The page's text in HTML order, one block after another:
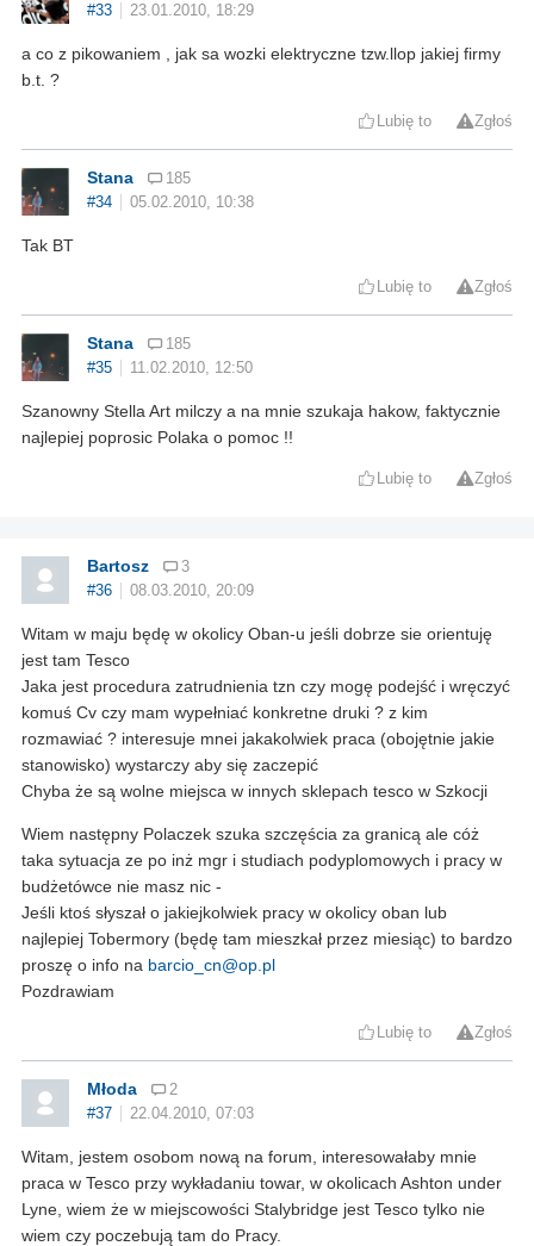
#33
23.01.2010, 18:29
a co z pikowaniem , jak sa wozki elektryczne tzw.llop jakiej firmy
b.t. ?
Lubię to Zgłoś
Stana
185
#34
05.02.2010, 10:38
Tak BT
Lubię to Zgłoś
Stana
185
#35
11.02.2010, 12:50
Szanowny Stella Art milczy a na mnie szukaja hakow, faktycznie
najlepiej poprosic Polaka o pomoc !!
Lubię to Zgłoś
Bartosz
3
#36
08.03.2010, 20:09
Witam w maju będę w okolicy Oban-u jeśli dobrze sie orientuję
jest tam Tesco
Jaka jest procedura zatrudnienia tzn czy mogę podejść i wręczyć
komuś Cv czy mam wypełniać konkretne druki ? z kim
rozmawiać ? interesuje mnei jakakolwiek praca (obojętnie jakie
stanowisko) wystarczy aby się zaczepić
Chyba że są wolne miejsca w innych sklepach tesco w Szkocji
Wiem następny Polaczek szuka szczęścia za granicą ale cóż
taka sytuacja ze po inż mgr i studiach podyplomowych i pracy w
budżetówce nie masz nic -
Jeśli ktoś słyszał o jakiejkolwiek pracy w okolicy oban lub
najlepiej Tobermory (będę tam mieszkał przez miesiąc) to bardzo
proszę o info na barcio_cn@op.pl
Pozdrawiam
Lubię to Zgłoś
Młoda
2
#37
22.04.2010, 07:03
Witam, jestem osobom nową na forum, interesowałaby mnie
praca w Tesco przy wykładaniu towar, w okolicach Ashton under
Lyne, wiem że w miejscowości Stalybridge jest Tesco tylko nie
wiem czy poczebują tam do Pracy.